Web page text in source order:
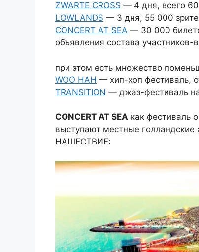
ZWARTE CROSS — 4 дня, всего
LOWLANDS — 3 дня, 55 000
CONCERT AT SEA — 30 000
объявления состава
при этом есть множество
WOO HAH — хип-хоп фестиваль,
TRANSITION — джаз-фестиваль
CONCERT AT SEA как фестиваль
выступают местные голландские
НАШЕСТВИЕ: